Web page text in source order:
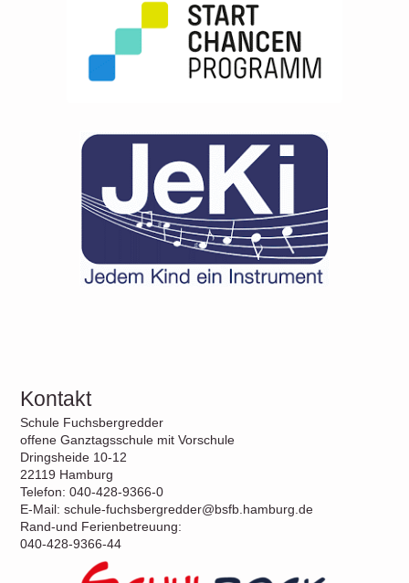
Kontakt
Schule Fuchsbergredder
offene Ganztagsschule mit Vorschule
Dringsheide 10-12
22119 Hamburg
Telefon: 040-428-9366-0
E-Mail: schule-fuchsbergredder@bsfb.hamburg.de
Rand-und Ferienbetreuung:
040-428-9366-44